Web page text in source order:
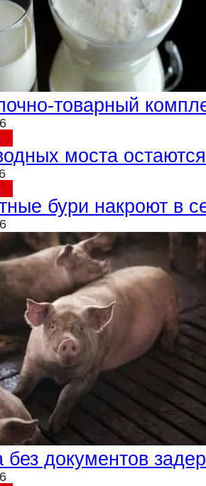
товарный
моста
бури накроют в
без документов